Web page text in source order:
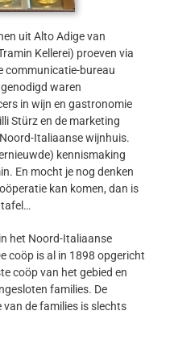
uit Alto Adige van
Kellerei) proeven via
communicatie-bureau
waren
in wijn en gastronomie
Stürz en de marketing
Italiaanse wijnhuis.
kennismaking
En mocht je nog denken
kan komen, dan is
tafel…
het Noord-Italiaanse
coöp is al in 1898 opgericht
coöp van het gebied en
families. De
de families is slechts